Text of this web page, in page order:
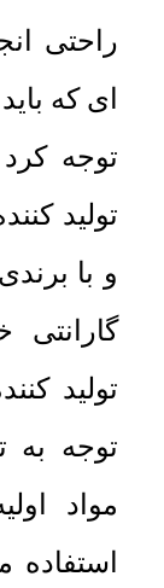
راحتی
ای که
توجه
تولید
و با
تولید
توجه به
مواد
استفاده